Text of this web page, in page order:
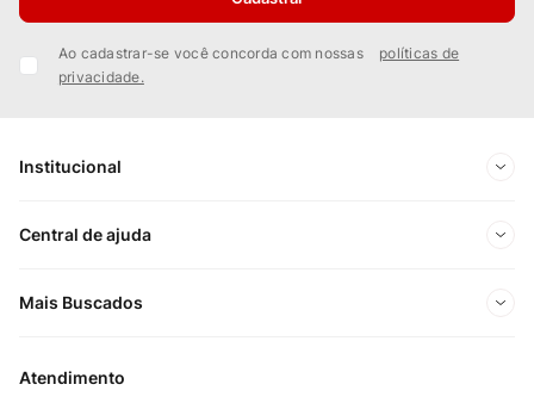
Ao cadastrar-se você concorda com nossas
políticas de
privacidade.
Institucional
Sobre Nós
Privacidade e Segurança
Central de ajuda
Minha conta
Acompanhe seu pedido
Mais Buscados
Atendimento